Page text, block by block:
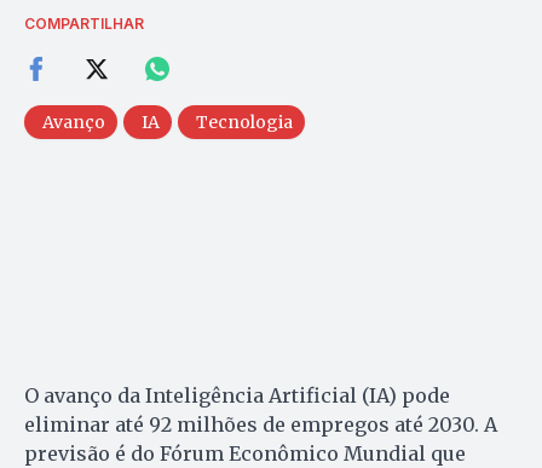
COMPARTILHAR
Avanço IA Tecnologia
O avanço da Inteligência Artificial (IA) pode
eliminar até 92 milhões de empregos até 2030. A
previsão é do Fórum Econômico Mundial que